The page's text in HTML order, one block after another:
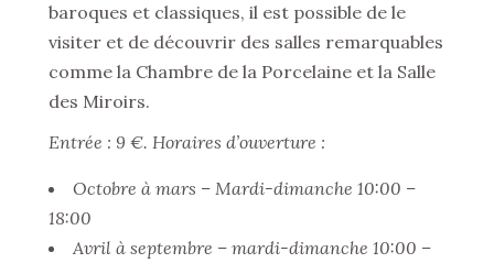
baroques et classiques, il est possible de le
visiter et de découvrir des salles remarquables
comme la Chambre de la Porcelaine et la Salle
des Miroirs.
Entrée : 9 €. Horaires d’ouverture :
Octobre à mars – Mardi-dimanche 10:00 –
18:00
Avril à septembre – mardi-dimanche 10:00 –